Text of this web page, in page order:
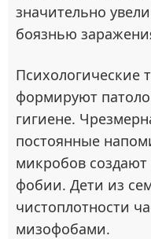
значительно
боязнью
Психологические
формируют
гигиене.
постоянные
микробов создают
фобии. Дети из
чистоплотности
мизофобами.